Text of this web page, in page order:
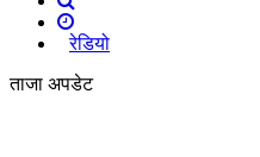
रेडियो
ताजा अपडेट